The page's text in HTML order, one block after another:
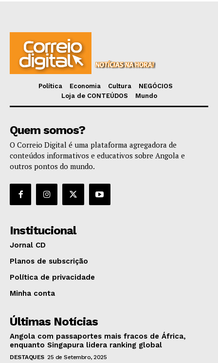
Política Economia Cultura
NEGÓCIOS
Loja de CONTEÚDOS
Mundo
Quem somos?
O Correio Digital é uma plataforma agregadora de
conteúdos informativos e educativos sobre Angola e
outros pontos do mundo.
Institucional
Jornal CD
Planos de subscrição
Política de privacidade
Minha conta
Últimas Notícias
Angola com passaportes mais fracos de África,
enquanto Singapura lidera ranking global
DESTAQUES 25 de Setembro, 2025